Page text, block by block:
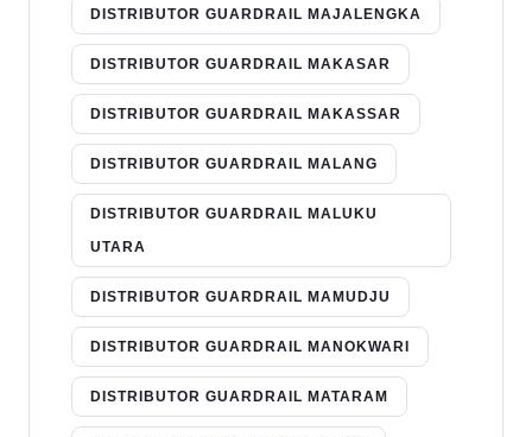
DISTRIBUTOR GUARDRAIL MAJALENGKA
DISTRIBUTOR GUARDRAIL MAKASAR
DISTRIBUTOR GUARDRAIL MAKASSAR
DISTRIBUTOR GUARDRAIL MALANG
DISTRIBUTOR GUARDRAIL MALUKU
UTARA
DISTRIBUTOR GUARDRAIL MAMUDJU
DISTRIBUTOR GUARDRAIL MANOKWARI
DISTRIBUTOR GUARDRAIL MATARAM